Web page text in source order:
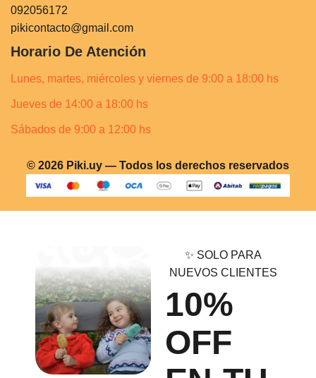
092056172
pikicontacto@gmail.com
Horario De Atención
Lunes, martes, miércoles y viernes de 9:00 a 18:00 hs
Jueves de 14:00 a 18:00 hs
Sábados de 9:00 a 12:00 hs
© 2026 Piki.uy — Todos los derechos reservados
✨ SOLO PARA
NUEVOS CLIENTES
10%
OFF